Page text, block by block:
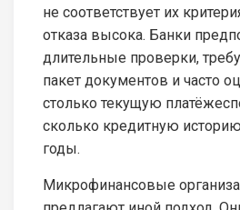
не соответствует их
отказа высока. Банки
длительные проверки,
пакет документов и часто
столько текущую
сколько кредитную
годы.
Микрофинансовые